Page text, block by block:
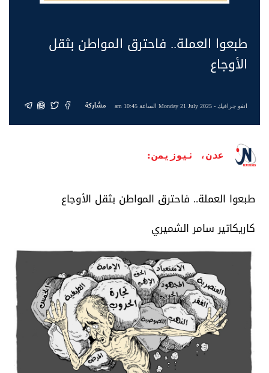
طبعوا العملة.. فاحترق المواطن بثقل
الأوجاع
انفو جرافيك- Monday 21 July 2025 الساعة 10:45 am مشاركة
عدن، نيوزيمن:
طبعوا العملة.. فاحترق المواطن بثقل الأوجاع
كاريكاتير سامر الشميري